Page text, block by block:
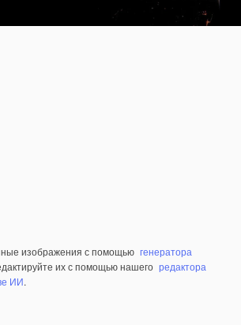
изображения с помощью генератора
их с помощью нашего редактора
ИИ.